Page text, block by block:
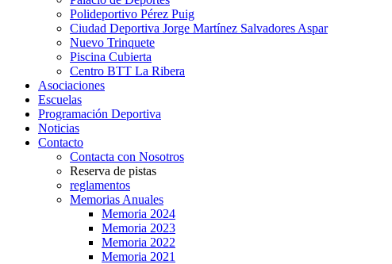
Polideportivo Pérez Puig
Ciudad Deportiva Jorge Martínez Salvadores Aspar
Nuevo Trinquete
Piscina Cubierta
Centro BTT La Ribera
Asociaciones
Escuelas
Programación Deportiva
Noticias
Contacto
Contacta con Nosotros
Reserva de pistas
reglamentos
Memorias Anuales
Memoria 2024
Memoria 2023
Memoria 2022
Memoria 2021